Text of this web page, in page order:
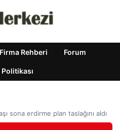
Firma Rehberi Forum
sona erdirme plan taslağını aldı